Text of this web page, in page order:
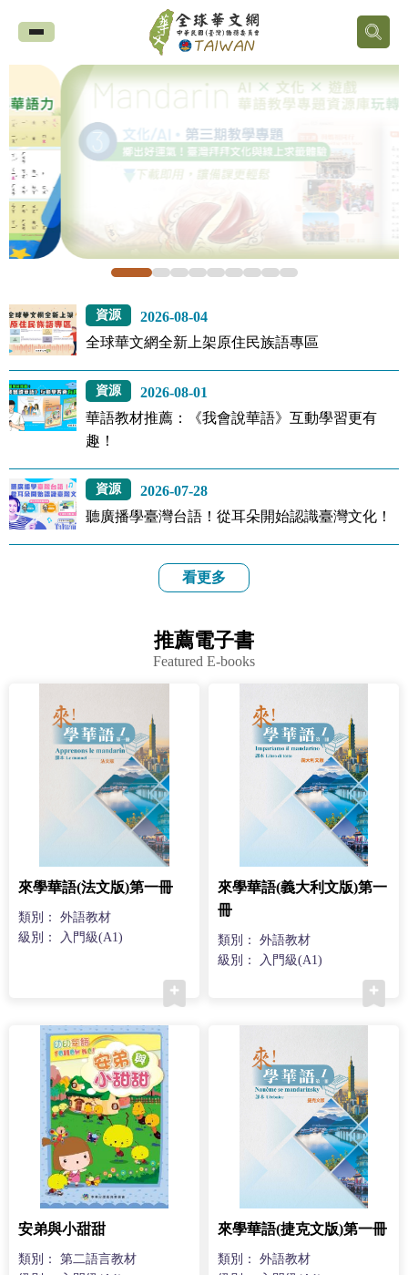
全
球
華
文
網
中
民
國
(臺
灣)
僑
務
資源
2026-08-04
全球華文網全新上架原住民族語專區
資源
2026-08-01
華語教材推薦：《我會說華語》互動學習更有
趣！
資源
2026-07-28
聽廣播學臺灣台語！從耳朵開始認識臺灣文化！
看更多
推薦電子書
Featured E-books
來學華語(法文版)第一冊
類別： 外語教材
級別： 入門級(A1)
來學華語(義大利文版)第一
冊
類別： 外語教材
級別： 入門級(A1)
安弟與小甜甜
類別： 第二語言教材
來學華語(捷克文版)第一冊
類別： 外語教材